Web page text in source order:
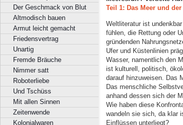
Der Geschmack von Blut
Altmodisch bauen
Armut leicht gemacht
Friedensvertrag
Unartig
Fremde Bräuche
Nimmer satt
Roboterliebe
Und Tschüss
Mit allen Sinnen
Zeitenwende
Kolonialwaren
Teil 1: Das Meer und
Weltliteratur ist
fühlen, die Rettung oder
gründenden
Ufer und Küstenlinien
Wasser, namentlich den
ist kulturell, politisch,
darauf hinzuweisen. Das
Das menschliche
anhand dessen sich der
Wie haben diese
wandeln sie sich, da klar
Einflüssen unterliegt?